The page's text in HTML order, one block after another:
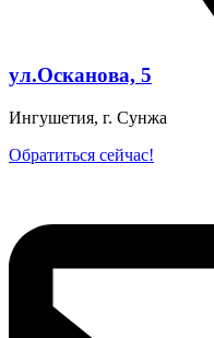
ул.Осканова, 5
Ингушетия, г. Сунжа
Обратиться сейчас!